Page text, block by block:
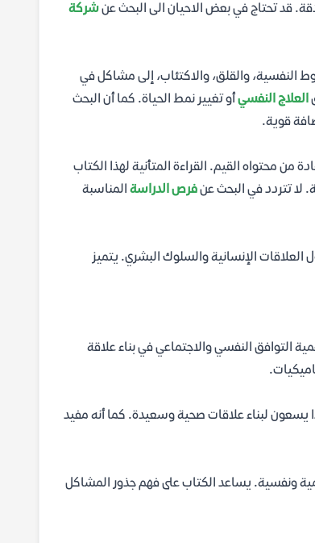
قد تحتاج في بعض الاحيان الى البحث عنشركة
النفسية، والقلق، والاكتئاب، إلى مشاكل في
العلاج النفسيأو تغيير نمط الحياة. كما أن البحث
قوية.
من محتواه القيم. القراءة المتأنية لهذا الكتاب
لا تتردد في البحث عنفرص الدراسة المناسبة
الإنسانية والسلوك البشري. يتميز
التوافق النفسي والاجتماعي في بناء علاقة
يسعون لبناء علاقات صحية وسعيدة. كما أنه مفيد
ونفسية. يساعد الكتاب على فهم جذور المشاكل